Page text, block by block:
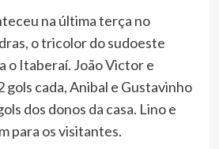
na última terça no
o tricolor do sudoeste
o Itaberaí. João Victor e
gols cada, Anibal e Gustavinho
dos donos da casa. Lino e
para os visitantes.